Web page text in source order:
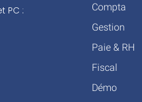
PC :
Compta
Gestion
Paie & RH
Fiscal
Démo